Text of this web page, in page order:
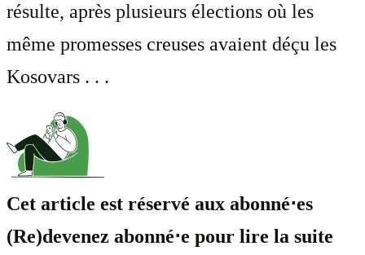
résulte, après plusieurs élections où les
même promesses creuses avaient déçu les
Kosovars . . .
Cet article est réservé aux abonné⋅es
(Re)devenez abonné⋅e pour lire la suite